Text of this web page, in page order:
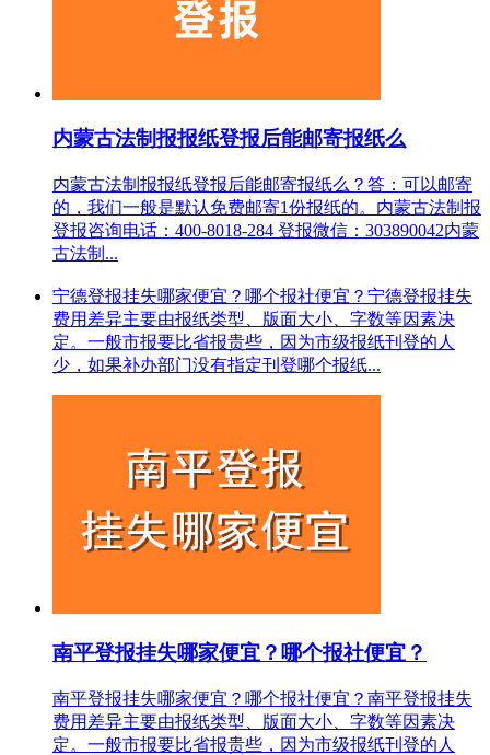
内蒙古法制报报纸登报后能邮寄报纸么
内蒙古法制报报纸登报后能邮寄报纸么？答：可以邮寄
的，我们一般是默认免费邮寄1份报纸的。内蒙古法制报
登报咨询电话：400-8018-284 登报微信：303890042内蒙
古法制...
宁德登报挂失哪家便宜？哪个报社便宜？宁德登报挂失
费用差异主要由报纸类型、版面大小、字数等因素决
定。一般市报要比省报贵些，因为市级报纸刊登的人
少，如果补办部门没有指定刊登哪个报纸...
南平登报挂失哪家便宜？哪个报社便宜？
南平登报挂失哪家便宜？哪个报社便宜？南平登报挂失
费用差异主要由报纸类型、版面大小、字数等因素决
定。一般市报要比省报贵些，因为市级报纸刊登的人